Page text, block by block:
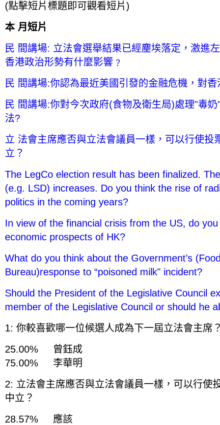
(點擊短片標題即可觀看短片)
本 月短片
民 間講場: 立法會選舉結果已經麈埃落定，激進
香港政治形勢有什麼影響﹖
民 間講場:你認為最近美國引發的金融危機，對
民 間講場:你對今次政府(食物及衛生局)處理"毒
法?
立 法會主席應否與立法會議員一樣，可以行使投
立？
The LegCo election result has been finalized.
(e.g. LSD) increases. Do you think the rise of
politics in the coming years?
In view of the financial crisis from the US, do
economic prospects of HK?
What do you think about the Government’s
Bureau)response to “poisoned milk" incident?
Should the President of the Legislative Council
member of the Legislative Council or should he
1: 你較喜歡哪一位候選人成為下一屆立法會主席
25.00% 曾鈺成
75.00% 李華明
2: 立法會主席應否與立法會議員一樣，可以行使
中立？
28.57% 應該